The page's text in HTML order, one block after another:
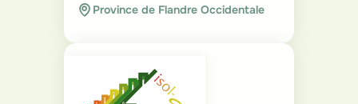
Province de Flandre Occidentale